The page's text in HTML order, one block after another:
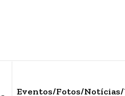
Eventos/Fotos/